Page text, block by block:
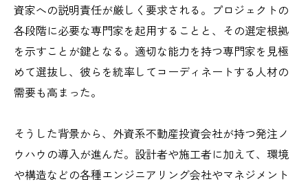
資家への説明責任が厳しく要求される。プロジェクトの
各段階に必要な専門家を起用することと、その選定根拠
を示すことが鍵となる。適切な能力を持つ専門家を見極
めて選抜し、彼らを統率してコーディネートする人材の
需要も高まった。
そうした背景から、外資系不動産投資会社が持つ発注ノ
ウハウの導入が進んだ。設計者や施工者に加えて、環境
や構造などの各種エンジニアリング会社やマネジメント